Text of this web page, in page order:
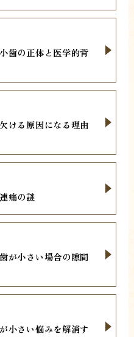
歯の正体と医学的背
ける原因になる理由
痛の謎
が小さい場合の隙間
小さい悩みを解消す